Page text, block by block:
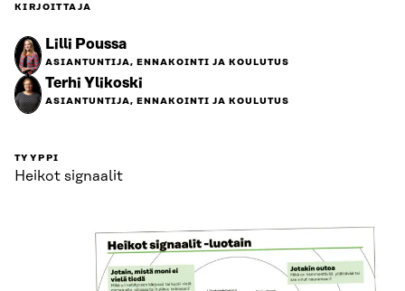
KIRJOITTAJA
Lilli Poussa
ASIANTUNTIJA, ENNAKOINTI JA KOULUTUS
Terhi Ylikoski
ASIANTUNTIJA, ENNAKOINTI JA KOULUTUS
TYYPPI
Heikot signaalit